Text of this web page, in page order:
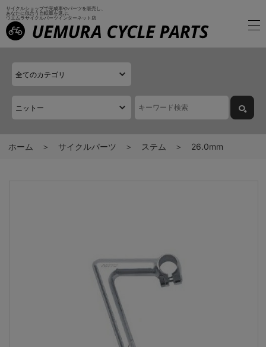
サイクルショップで完成車やパーツを販売し、
あなたに似合う自転車を選ぶ、
ウエムラサイクルパーツインターネット店
ホーム サイクルパーツ ステム 26.0mm